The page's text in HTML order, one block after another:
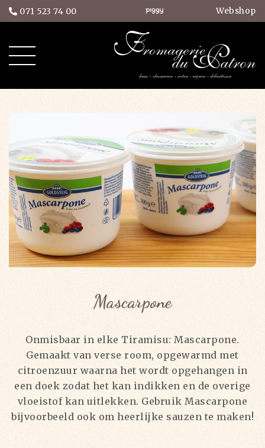
071 523 74 00 Webshop
Mascarpone
Onmisbaar in elke Tiramisu: Mascarpone.
Gemaakt van verse room, opgewarmd met
citroenzuur waarna het wordt opgehangen in
een doek zodat het kan indikken en de overige
vloeistof kan uitlekken. Gebruik Mascarpone
bijvoorbeeld ook om heerlijke sauzen te maken!